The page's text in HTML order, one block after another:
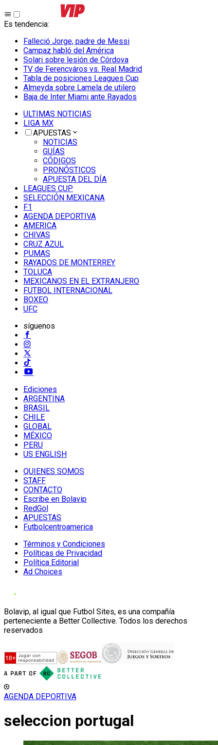
Es tendencia:
Falleció Jorge, padre de Messi
Campaz habló del América
Solari sobre lesión de Córdova
TV de Ferencváros vs. Real Madrid
Tabla de posiciones Leagues Cup
Almeyda sobre Lamela de utilero
Baja de Inter Miami ante Rayados
ULTIMAS NOTICIAS
LIGA MX
APUESTAS
NOTICIAS
GUÍAS
CÓDIGOS
PRONÓSTICOS
APUESTA DEL DÍA
LEAGUES CUP
SELECCIÓN MEXICANA
F1
AGENDA DEPORTIVA
AMERICA
CHIVAS
CRUZ AZUL
PUMAS
RAYADOS DE MONTERREY
TOLUCA
MEXICANOS EN EL EXTRANJERO
FUTBOL INTERNACIONAL
BOXEO
UFC
síguenos
Ediciones
ARGENTINA
BRASIL
CHILE
GLOBAL
MÉXICO
PERU
US ENGLISH
QUIENES SOMOS
STAFF
CONTACTO
Escribe en Bolavip
RedGol
APUESTAS
Futbolcentroamerica
Términos y Condiciones
Políticas de Privacidad
Política Editorial
Ad Choices
Bolavip, al igual que Futbol Sites, es una compañía
perteneciente a Better Collective. Todos los derechos
reservados
AGENDA DEPORTIVA
seleccion portugal